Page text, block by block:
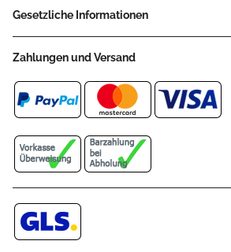
Gesetzliche Informationen
Zahlungen und Versand